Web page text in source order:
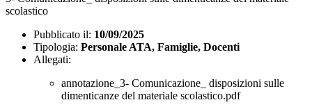
scolastico
Pubblicato il: 10/09/2025
Tipologia: Personale ATA, Famiglie, Docenti
Allegati:
annotazione_3- Comunicazione_ disposizioni sulle
dimenticanze del materiale scolastico.pdf